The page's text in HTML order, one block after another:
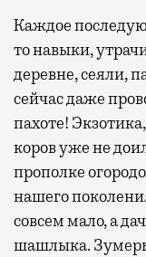
Каждое
то навыки,
деревне, сеяли,
сейчас даже
пахоте!
коров уже не
прополке
нашего
совсем мало, а
шашлыка.